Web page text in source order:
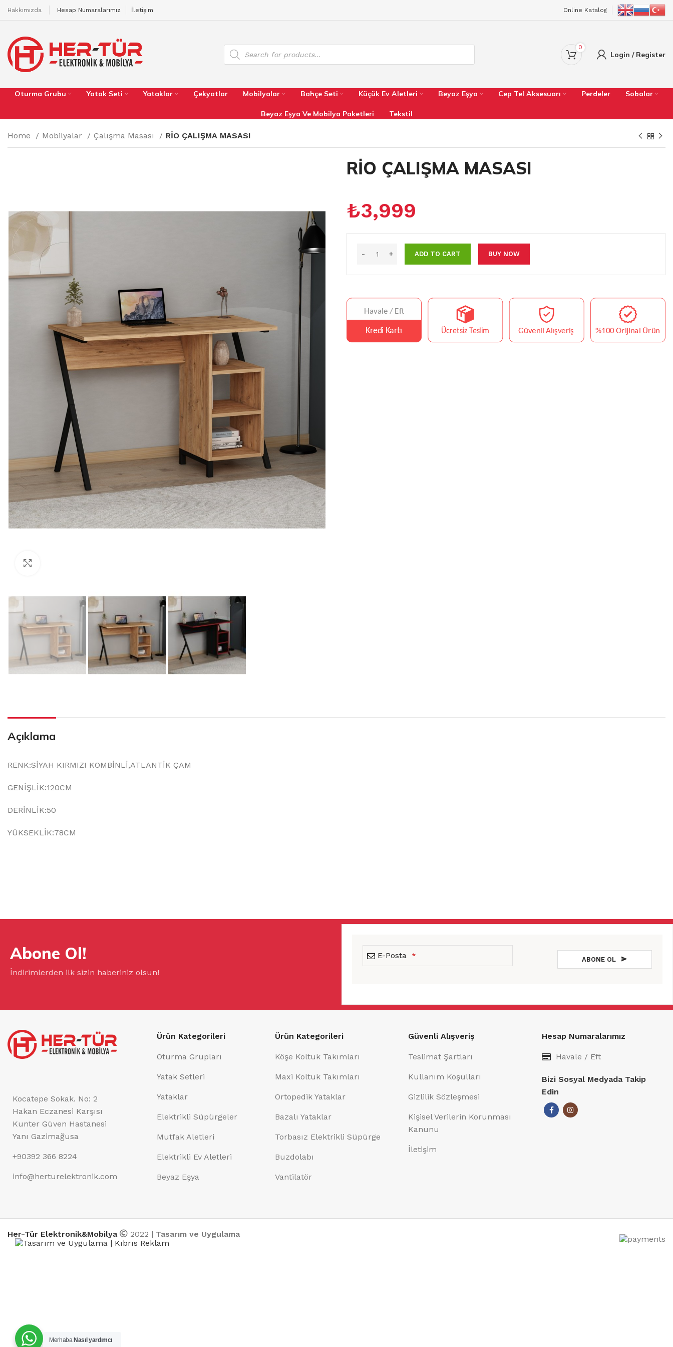
Hakkımızda Hesap Numaralarımız İletişim Online Katalog
0
Login / Register
Oturma Grubu Yatak Seti Yataklar Çekyatlar Mobilyalar Bahçe Seti Küçük Ev Aletleri Beyaz Eşya Cep Tel Aksesuarı Perdeler Sobalar
Beyaz Eşya Ve Mobilya Paketleri Tekstil
Home Mobilyalar Çalışma Masası RİO ÇALIŞMA MASASI
RİO ÇALIŞMA MASASI
₺3,999
ADD TO CART BUY NOW
Açıklama
RENK:SİYAH KIRMIZI KOMBİNLİ,ATLANTİK ÇAM
GENİŞLİK:120CM
DERİNLİK:50
YÜKSEKLİK:78CM
Abone Ol!
İndirimlerden ilk sizin haberiniz olsun!
E-Posta * ABONE OL
field
Kocatepe Sokak. No: 2
Hakan Eczanesi Karşısı
Kunter Güven Hastanesi
Yanı Gazimağusa
+90392 366 8224
info@herturelektronik.com
Ürün Kategorileri
Oturma Grupları
Yatak Setleri
Yataklar
Elektrikli Süpürgeler
Mutfak Aletleri
Elektrikli Ev Aletleri
Beyaz Eşya
Ürün Kategorileri
Köşe Koltuk Takımları
Maxi Koltuk Takımları
Ortopedik Yataklar
Bazalı Yataklar
Torbasız Elektrikli Süpürge
Buzdolabı
Vantilatör
Güvenli Alışveriş
Teslimat Şartları
Kullanım Koşulları
Gizlilik Sözleşmesi
Kişisel Verilerin Korunması
Kanunu
İletişim
Hesap Numaralarımız
Havale / Eft
Bizi Sosyal Medyada Takip
Edin
Her-Tür Elektronik&Mobilya 2022 | Tasarım ve Uygulama
Merhaba Nasıl yardımcı